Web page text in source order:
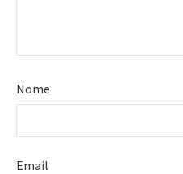
Nome
Email